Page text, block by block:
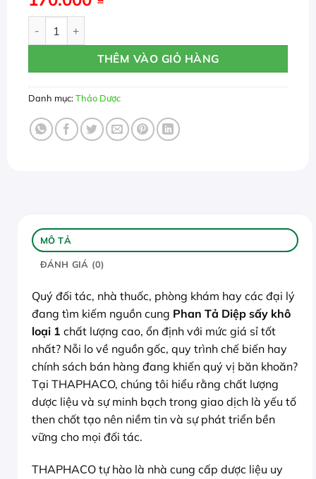
THÊM VÀO GIỎ HÀNG
Danh mục:Thảo Dược
MÔ TẢ
ĐÁNH GIÁ (0)
Quý đối tác, nhà thuốc, phòng khám hay các đại lý
đang tìm kiếm nguồn cung Phan Tả Diệp sấy khô
loại 1 chất lượng cao, ổn định với mức giá sỉ tốt
nhất? Nỗi lo về nguồn gốc, quy trình chế biến hay
chính sách bán hàng đang khiến quý vị băn khoăn?
Tại THAPHACO, chúng tôi hiểu rằng chất lượng
dược liệu và sự minh bạch trong giao dịch là yếu tố
then chốt tạo nên niềm tin và sự phát triển bền
vững cho mọi đối tác.
THAPHACO tự hào là nhà cung cấp dược liệu uy